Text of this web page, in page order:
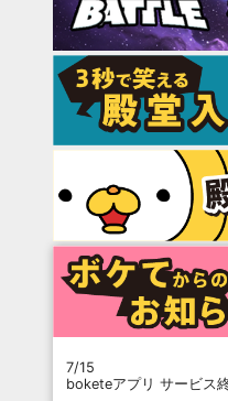
7/15
boketeアプリ サービス